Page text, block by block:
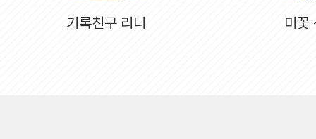
기록친구 리니 미꽃